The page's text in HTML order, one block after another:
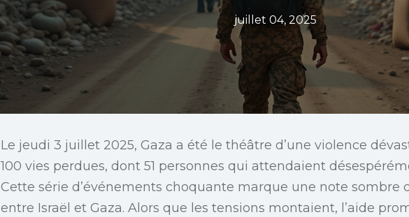
juillet 04, 2025
Le jeudi 3 juillet 2025, Gaza a été le théâtre d’une violence
100 vies perdues, dont 51 personnes qui attendaient
Cette série d’événements choquante marque une note sombre
entre Israël et Gaza. Alors que les tensions montaient, l’aide